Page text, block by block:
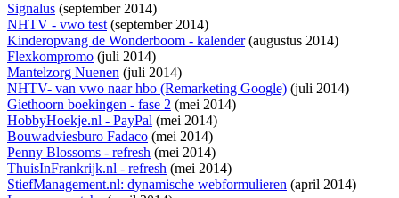
Signalus (september 2014)
NHTV - vwo test(september 2014)
Kinderopvang de Wonderboom - kalender(augustus 2014)
Flexkompromo (juli 2014)
Mantelzorg Nuenen (juli 2014)
NHTV- van vwo naar hbo (Remarketing Google) (juli 2014)
Giethoorn boekingen - fase 2 (mei 2014)
HobbyHoekje.nl - PayPal (mei 2014)
Bouwadviesburo Fadaco (mei 2014)
Penny Blossoms - refresh (mei 2014)
ThuisInFrankrijk.nl - refresh (mei 2014)
StiefManagement.nl: dynamische webformulieren (april 2014)